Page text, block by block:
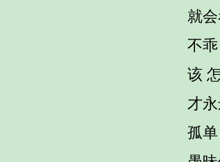
就
不乖
该
才
孤单